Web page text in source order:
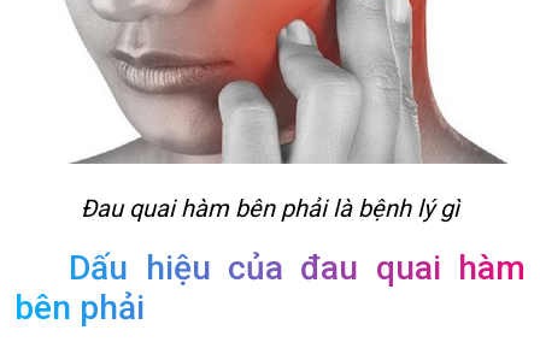
Đau quai hàm bên phải là bệnh lý gì
Dấu hiệu của đau quai hàm
bên phải